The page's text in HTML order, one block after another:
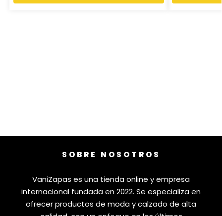
SOBRE NOSOTROS
VaniZapas es una tienda online y empresa
internacional fundada en 2022. Se especializa en
ofrecer productos de moda y calzado de alta